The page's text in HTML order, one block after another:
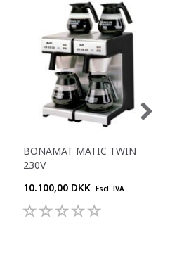
BONAMAT MATIC TWIN
230V
10.100,00 DKK
Escl. IVA